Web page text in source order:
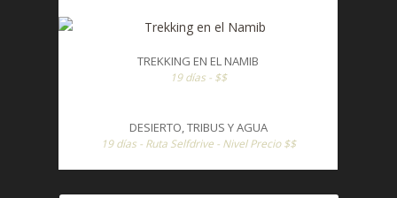
TREKKING EN EL NAMIB
19 días - $$
DESIERTO, TRIBUS Y AGUA
19 días - Ruta Selfdrive - Nivel Precio $$